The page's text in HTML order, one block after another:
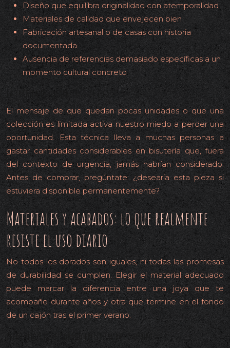
Diseño que equilibra originalidad con atemporalidad
Materiales de calidad que envejecen bien
Fabricación artesanal o de casas con historia
documentada
Ausencia de referencias demasiado específicas a un
momento cultural concreto
La trampa del marketing de escasez
El mensaje de que quedan pocas unidades o que una
colección es limitada activa nuestro miedo a perder una
oportunidad. Esta técnica lleva a muchas personas a
gastar cantidades considerables en bisutería que, fuera
del contexto de urgencia, jamás habrían considerado.
Antes de comprar, pregúntate: ¿desearía esta pieza si
estuviera disponible permanentemente?
Materiales y acabados: lo que realmente
resiste el uso diario
No todos los dorados son iguales, ni todas las promesas
de durabilidad se cumplen. Elegir el material adecuado
puede marcar la diferencia entre una joya que te
acompañe durante años y otra que termine en el fondo
de un cajón tras el primer verano.
Acero inoxidable dorado frente al baño de oro